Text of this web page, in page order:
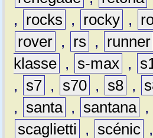
,
rocks , rocky ,
rover , rs , runner
klasse , s-max ,
,
s7 , s70 , s8 ,
,
santa , santana ,
scaglietti
, scénic ,